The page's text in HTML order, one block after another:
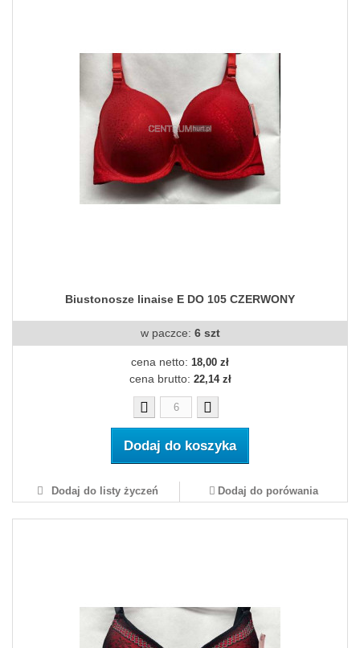
Biustonosze linaise E DO 105 CZERWONY
w paczce: 6 szt
cena netto: 18,00 zł
cena brutto: 22,14 zł
Dodaj do koszyka
Dodaj do listy życzeń Dodaj do porówania